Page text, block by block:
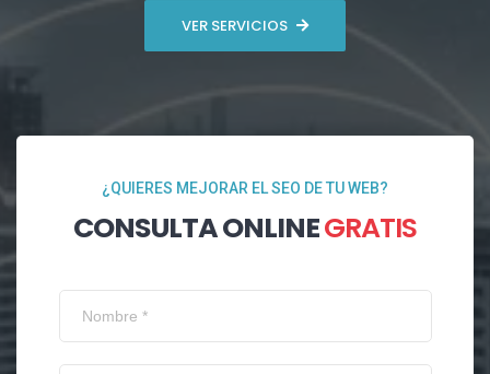
VER SERVICIOS
¿QUIERES MEJORAR EL SEO DE TU WEB?
CONSULTA ONLINEGRATIS